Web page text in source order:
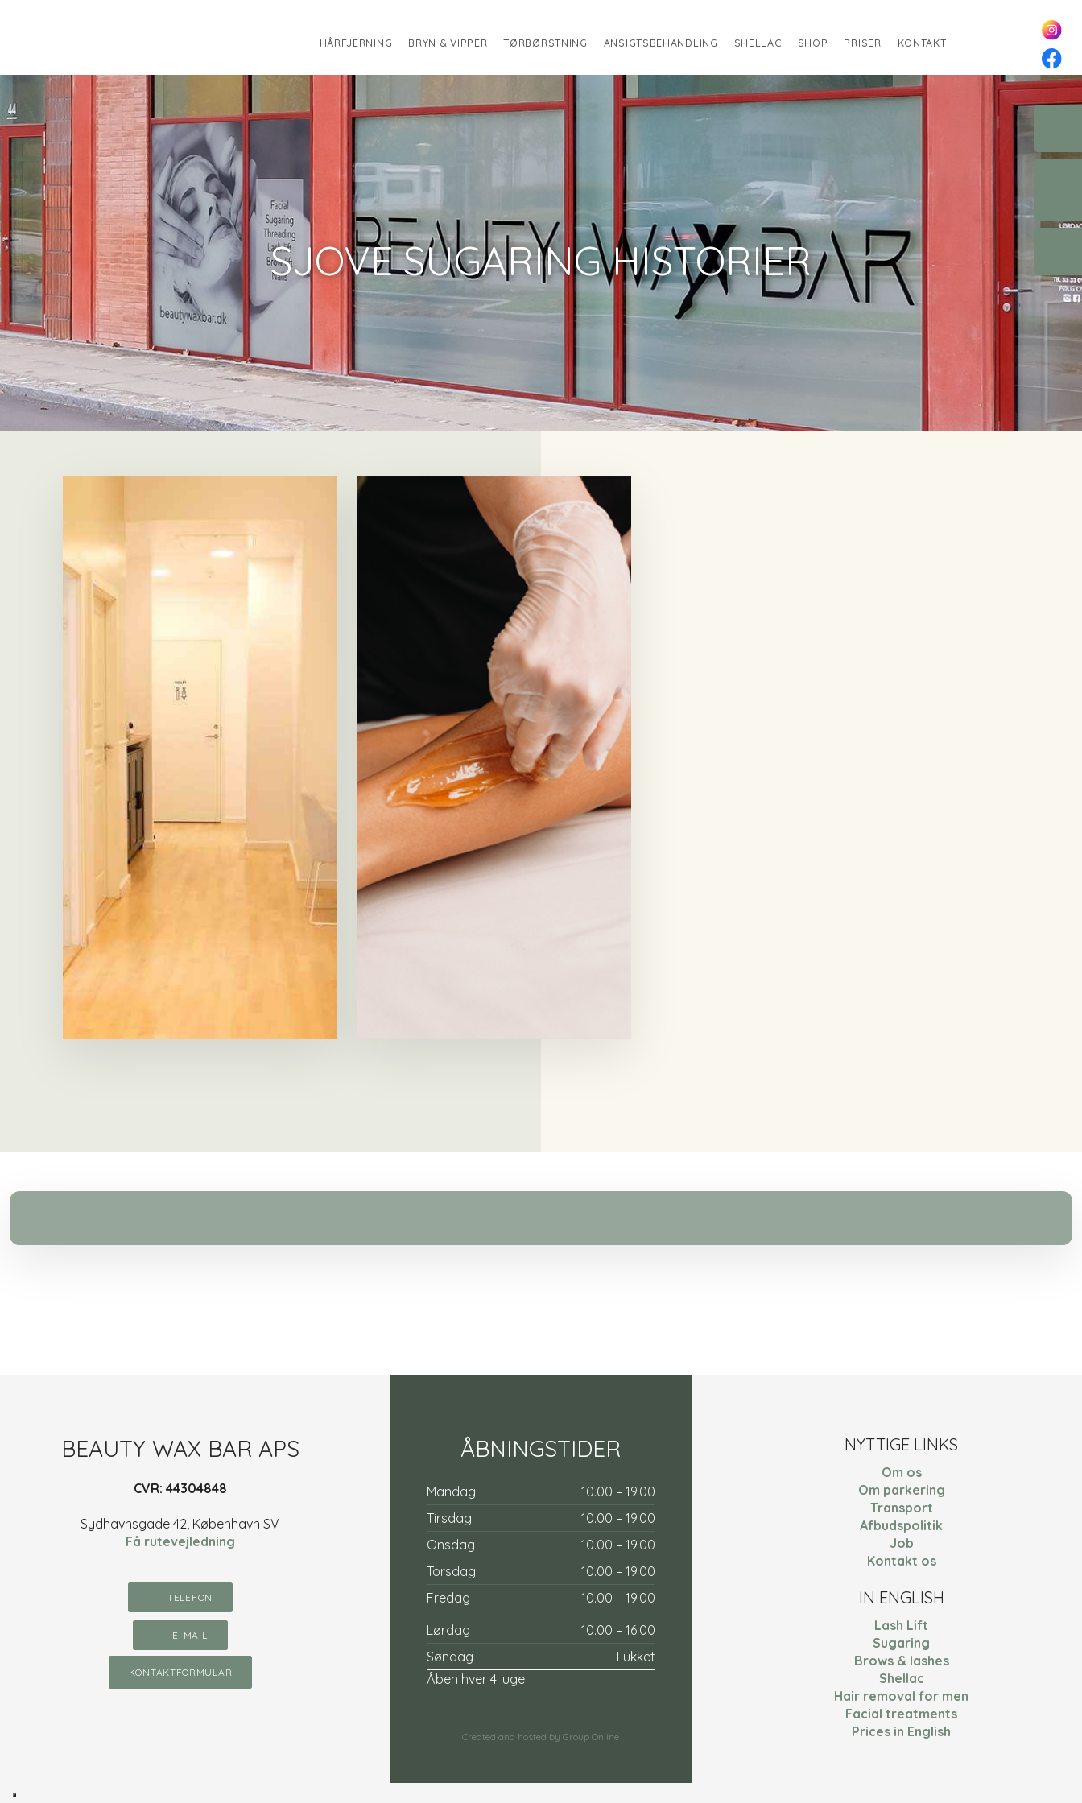
HÅRFJERNING BRYN & VIPPER TØRBØRSTNING ANSIGTSBEHANDLING SHELLAC SHOP PRISER KONTAKT
SJOVE SUGARING HISTORIER​
​BEAUTY WAX BAR APS
CVR: 44304848​
Sydhavnsgade 42, København SV
Få rutevejledning
TELEFON​
E-MAIL​
KONTAKTFORMULAR
Å​BNIN​GSTIDER
Mandag
10.00 – 19.00​
Tirsdag
10.00 – 19.00​
Onsdag
10.00 – 19.00​
Torsdag
10.00 – 19.00​
Fredag
10.00 – 19.00​
Lørdag
10.00 – 16.00​
Søndag
Lukket
Åben hver 4. uge​
Created and hosted by Group Online
NYTTIGE LINKS
Om os
Om parkering
Transport
Afbudspolitik
Job
Kontakt os
IN ENGLISH
Lash Lift
Sugaring
Brows & lashes
Shellac
Hair removal for men
Facial treatments
Prices in English